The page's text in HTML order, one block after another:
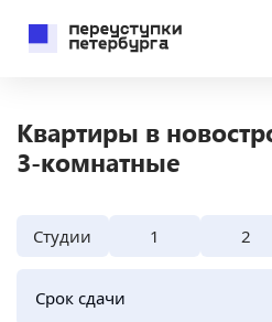
Квартиры в
3-комнатные
Студии 1 2
Срок сдачи